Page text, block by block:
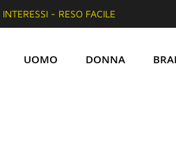
- RESO FACILE
UOMO DONNA